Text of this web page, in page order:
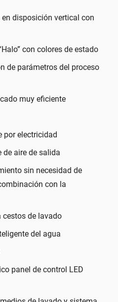
en disposición vertical con
con colores de estado
de parámetros del proceso
muy eficiente
por electricidad
de aire de salida
sin necesidad de
con la
cestos de lavado
del agua
panel de control LED